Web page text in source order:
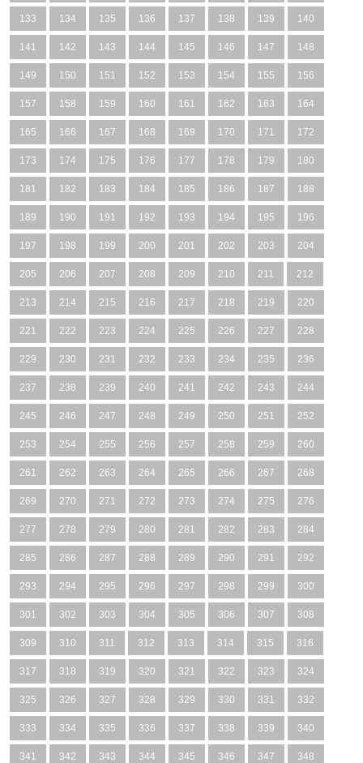
133 134 135 136 137 138 139 140
141 142 143 144 145 146 147 148
149 150 151 152 153 154 155 156
157 158 159 160 161 162 163 164
165 166 167 168 169 170 171 172
173 174 175 176 177 178 179 180
181 182 183 184 185 186 187 188
189 190 191 192 193 194 195 196
197 198 199 200 201 202 203 204
205 206 207 208 209 210 211 212
213 214 215 216 217 218 219 220
221 222 223 224 225 226 227 228
229 230 231 232 233 234 235 236
237 238 239 240 241 242 243 244
245 246 247 248 249 250 251 252
253 254 255 256 257 258 259 260
261 262 263 264 265 266 267 268
269 270 271 272 273 274 275 276
277 278 279 280 281 282 283 284
285 286 287 288 289 290 291 292
293 294 295 296 297 298 299 300
301 302 303 304 305 306 307 308
309 310 311 312 313 314 315 316
317 318 319 320 321 322 323 324
325 326 327 328 329 330 331 332
333 334 335 336 337 338 339 340
341 342 343 344 345 346 347 348